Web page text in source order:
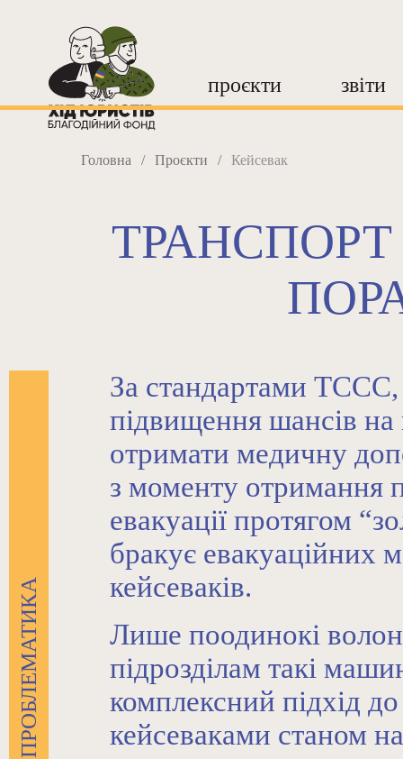
проєкти звіти
Головна / Проєкти / Кейсевак
ТРАНСПОРТ
ПРОБЛЕМАТИКА
За стандартами
підвищення шансів
отримати медичну
з моменту отримання
евакуації протягом
бракує евакуаційних
кейсеваків.
Лише поодинокі
підрозділам такі
комплексний підхід до
кейсеваками станом